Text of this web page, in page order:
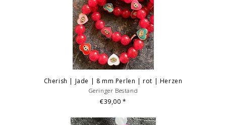
Cherish | Jade | 8 mm Perlen | rot | Herzen
Geringer Bestand
€39,00*